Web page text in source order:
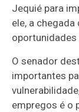
Jequié para
ele, a
oportunidades
O senador
importantes
empregos é o